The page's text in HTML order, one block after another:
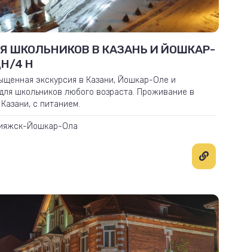
ШКОЛЬНИКОВ В КАЗАНЬ И ЙОШКАР-
4 Н
экскурсия в Казани, Йошкар-Оле и
школьников любого возраста. Проживание в
с питанием.
Йошкар-Ола